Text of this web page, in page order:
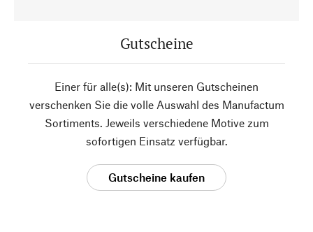
Gutscheine
Einer für alle(s): Mit unseren Gutscheinen
verschenken Sie die volle Auswahl des Manufactum
Sortiments. Jeweils verschiedene Motive zum
sofortigen Einsatz verfügbar.
Gutscheine kaufen